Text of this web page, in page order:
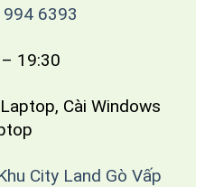
6393
19:30
Cài Windows
City Land Gò Vấp